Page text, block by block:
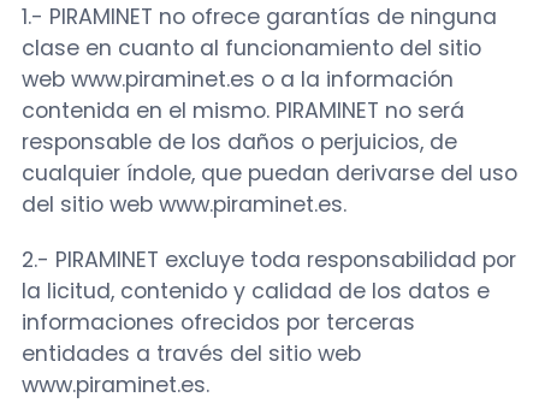
1.- PIRAMINET no ofrece garantías de ninguna
clase en cuanto al funcionamiento del sitio
web www.piraminet.es o a la información
contenida en el mismo. PIRAMINET no será
responsable de los daños o perjuicios, de
cualquier índole, que puedan derivarse del uso
del sitio web www.piraminet.es.
2.- PIRAMINET excluye toda responsabilidad por
la licitud, contenido y calidad de los datos e
informaciones ofrecidos por terceras
entidades a través del sitio web
www.piraminet.es.